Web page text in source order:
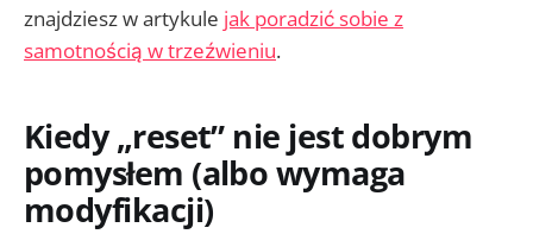
znajdziesz w artykule jak poradzić sobie z
samotnością w trzeźwieniu.
Kiedy „reset” nie jest dobrym
pomysłem (albo wymaga
modyfikacji)